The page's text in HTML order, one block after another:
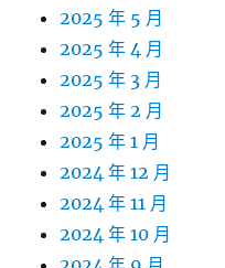
2025 年 5 月
2025 年 4 月
2025 年 3 月
2025 年 2 月
2025 年 1 月
2024 年 12 月
2024 年 11 月
2024 年 10 月